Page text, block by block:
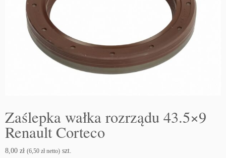
Zaślepka wałka rozrządu 43.5×9
Renault Corteco
8,00 zł (6,50 zł netto) szt.